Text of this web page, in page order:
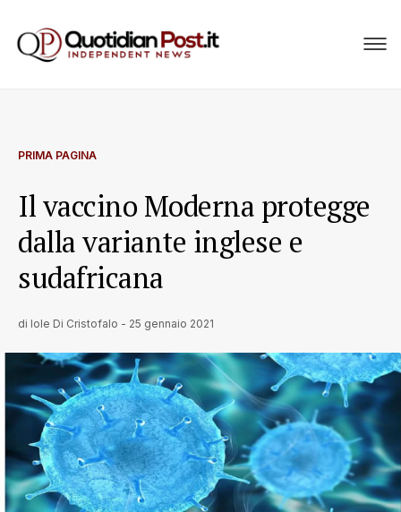
PRIMA PAGINA
Il vaccino Moderna protegge
dalla variante inglese e
sudafricana
di Iole Di Cristofalo - 25 gennaio 2021